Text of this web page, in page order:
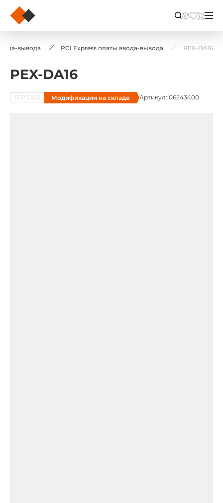
вывода PCI Express платы ввода-вывода PEX-DA16
PEX-DA16
ICP DAS Модификации на складе Артикул: 06543400